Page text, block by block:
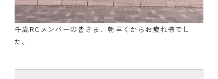
千歳RCメンバーの皆さま、朝早くからお疲れ様でし
た。